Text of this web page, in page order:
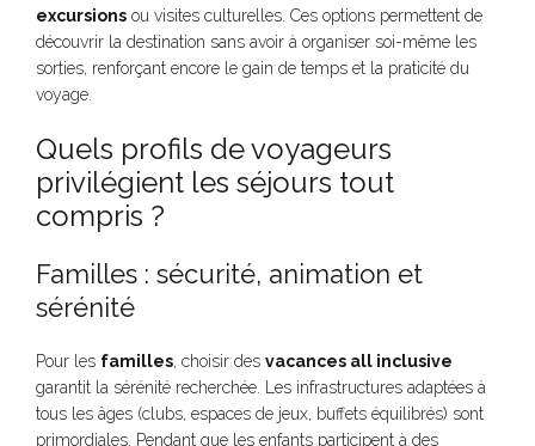
excursions ou visites culturelles. Ces options permettent de
découvrir la destination sans avoir à organiser soi-même les
sorties, renforçant encore le gain de temps et la praticité du
voyage.
Quels profils de voyageurs
privilégient les séjours tout
compris ?
Familles : sécurité, animation et
sérénité
Pour les familles, choisir des vacances all inclusive
garantit la sérénité recherchée. Les infrastructures adaptées à
tous les âges (clubs, espaces de jeux, buffets équilibrés) sont
primordiales. Pendant que les enfants participent à des